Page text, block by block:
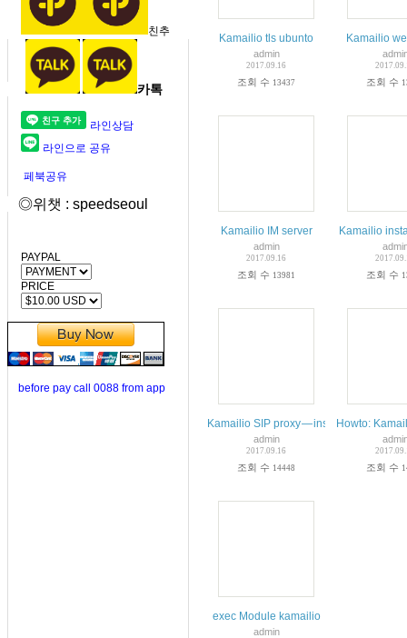
친추
카톡
라인상담
라인으로 공유
페북공유
◎위챗 : speedseoul
PAYPAL
PRICE
before pay call 0088 from app
Kamailio tls ubunto
admin
2017.09.16
조회 수 13437
Kamailio
조회 수
Kamailio IM server
admin
2017.09.16
조회 수 13981
Kamailio
조회 수
Kamailio SIP proxy — installation and
admin
2017.09.16
조회 수 14448
Howto:
조회 수
exec Module kamailio
admin